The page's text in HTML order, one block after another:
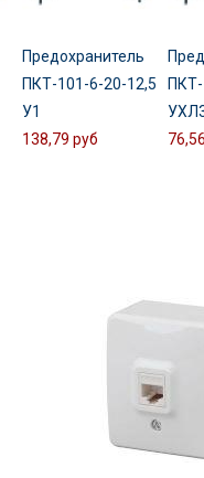
Предохранитель
ПКТ-101-6-20-12,5
У1
138,79 руб
ПКТ-